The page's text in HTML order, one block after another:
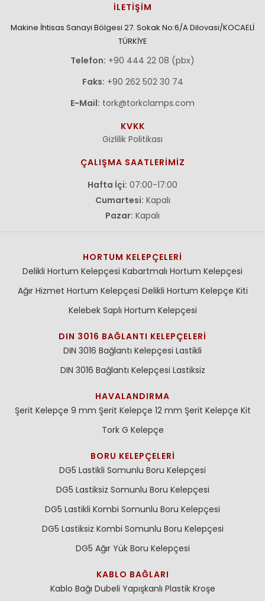
İLETİŞİM
Makine İhtisas Sanayi Bölgesi 27. Sokak No:6/A Dilovasi/KOCAELİ
TÜRKİYE
Telefon: +90 444 22 08 (pbx)
Faks: +90 262 502 30 74
E-Mail: tork@torkclamps.com
KVKK
Gizlilik Politikası
ÇALIŞMA SAATLERİMİZ
Hafta İçi: 07:00-17:00
Cumartesi: Kapalı
Pazar: Kapalı
HORTUM KELEPÇELERI
Delikli Hortum Kelepçesi Kabartmalı Hortum Kelepçesi
Ağır Hizmet Hortum Kelepçesi Delikli Hortum Kelepçe Kiti
Kelebek Saplı Hortum Kelepçesi
DIN 3016 BAĞLANTI KELEPÇELERI
DIN 3016 Bağlantı Kelepçesi Lastikli
DIN 3016 Bağlantı Kelepçesi Lastiksiz
HAVALANDIRMA
Şerit Kelepçe 9 mm Şerit Kelepçe 12 mm Şerit Kelepçe Kit
Tork G Kelepçe
BORU KELEPÇELERI
DG5 Lastikli Somunlu Boru Kelepçesi
DG5 Lastiksiz Somunlu Boru Kelepçesi
DG5 Lastikli Kombi Somunlu Boru Kelepçesi
DG5 Lastiksiz Kombi Somunlu Boru Kelepçesi
DG5 Ağır Yük Boru Kelepçesi
KABLO BAĞLARI
Kablo Bağı Dubeli Yapışkanlı Plastik Kroşe